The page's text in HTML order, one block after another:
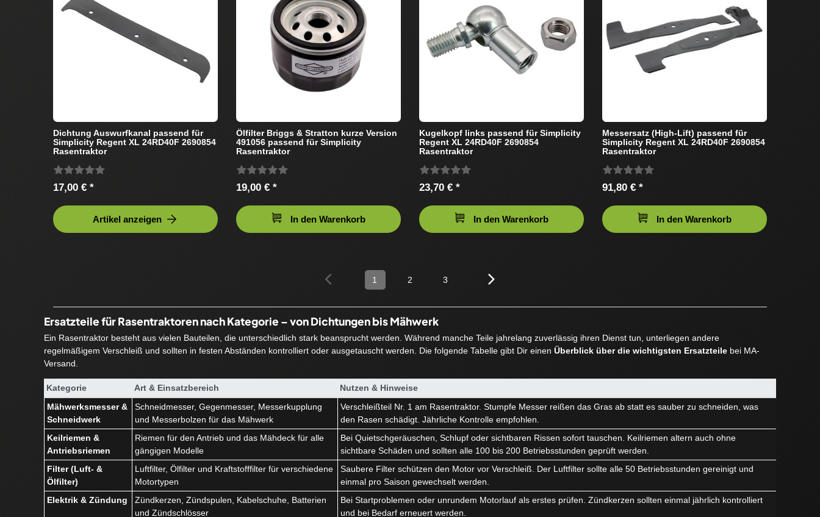
Dichtung Auswurfkanal passend für
Simplicity Regent XL 24RD40F 2690854
Rasentraktor
17,00 € *
Artikel anzeigen
Ölfilter Briggs & Stratton kurze Version
491056 passend für Simplicity
Rasentraktor
19,00 € *
In den Warenkorb
Kugelkopf links passend für Simplicity
Regent XL 24RD40F 2690854
Rasentraktor
23,70 € *
In den Warenkorb
Messersatz (High-Lift) passend für
Simplicity Regent XL 24RD40F 2690854
Rasentraktor
91,80 € *
In den Warenkorb
1 2 3
Ersatzteile für Rasentraktoren nach Kategorie – von Dichtungen bis Mähwerk
Ein Rasentraktor besteht aus vielen Bauteilen, die unterschiedlich stark beansprucht werden. Während manche Teile jahrelang zuverlässig ihren Dienst tun, unterliegen andere
regelmäßigem Verschleiß und sollten in festen Abständen kontrolliert oder ausgetauscht werden. Die folgende Tabelle gibt Dir einen Überblick über die wichtigsten Ersatzteile bei MA-
Versand.
Kategorie Art & Einsatzbereich
Nutzen & Hinweise
Mähwerksmesser &
Schneidwerk
Schneidmesser, Gegenmesser, Messerkupplung
und Messerbolzen für das Mähwerk
Verschleißteil Nr. 1 am Rasentraktor. Stumpfe Messer reißen das Gras ab statt es sauber zu schneiden, was
den Rasen schädigt. Jährliche Kontrolle empfohlen.
Keilriemen &
Antriebsriemen
Riemen für den Antrieb und das Mähdeck für alle
gängigen Modelle
Bei Quietschgeräuschen, Schlupf oder sichtbaren Rissen sofort tauschen. Keilriemen altern auch ohne
sichtbare Schäden und sollten alle 100 bis 200 Betriebsstunden geprüft werden.
Filter (Luft- &
Ölfilter)
Luftfilter, Ölfilter und Kraftstofffilter für verschiedene
Motortypen
Saubere Filter schützen den Motor vor Verschleiß. Der Luftfilter sollte alle 50 Betriebsstunden gereinigt und
einmal pro Saison gewechselt werden.
Elektrik & Zündung
Zündkerzen, Zündspulen, Kabelschuhe, Batterien
und Zündschlösser
Bei Startproblemen oder unrundem Motorlauf als erstes prüfen. Zündkerzen sollten einmal jährlich kontrolliert
und bei Bedarf erneuert werden.